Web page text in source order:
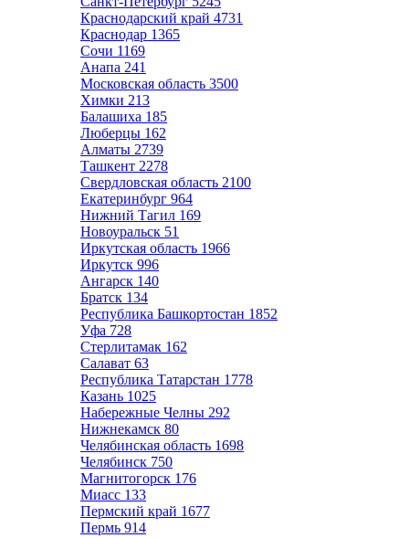
Краснодарский край 4731
Краснодар 1365
Сочи 1169
Анапа 241
Московская область 3500
Химки 213
Балашиха 185
Люберцы 162
Алматы 2739
Ташкент 2278
Свердловская область 2100
Екатеринбург 964
Нижний Тагил 169
Новоуральск 51
Иркутская область 1966
Иркутск 996
Ангарск 140
Братск 134
Республика Башкортостан 1852
Уфа 728
Стерлитамак 162
Салават 63
Республика Татарстан 1778
Казань 1025
Набережные Челны 292
Нижнекамск 80
Челябинская область 1698
Челябинск 750
Магнитогорск 176
Миасс 133
Пермский край 1677
Пермь 914